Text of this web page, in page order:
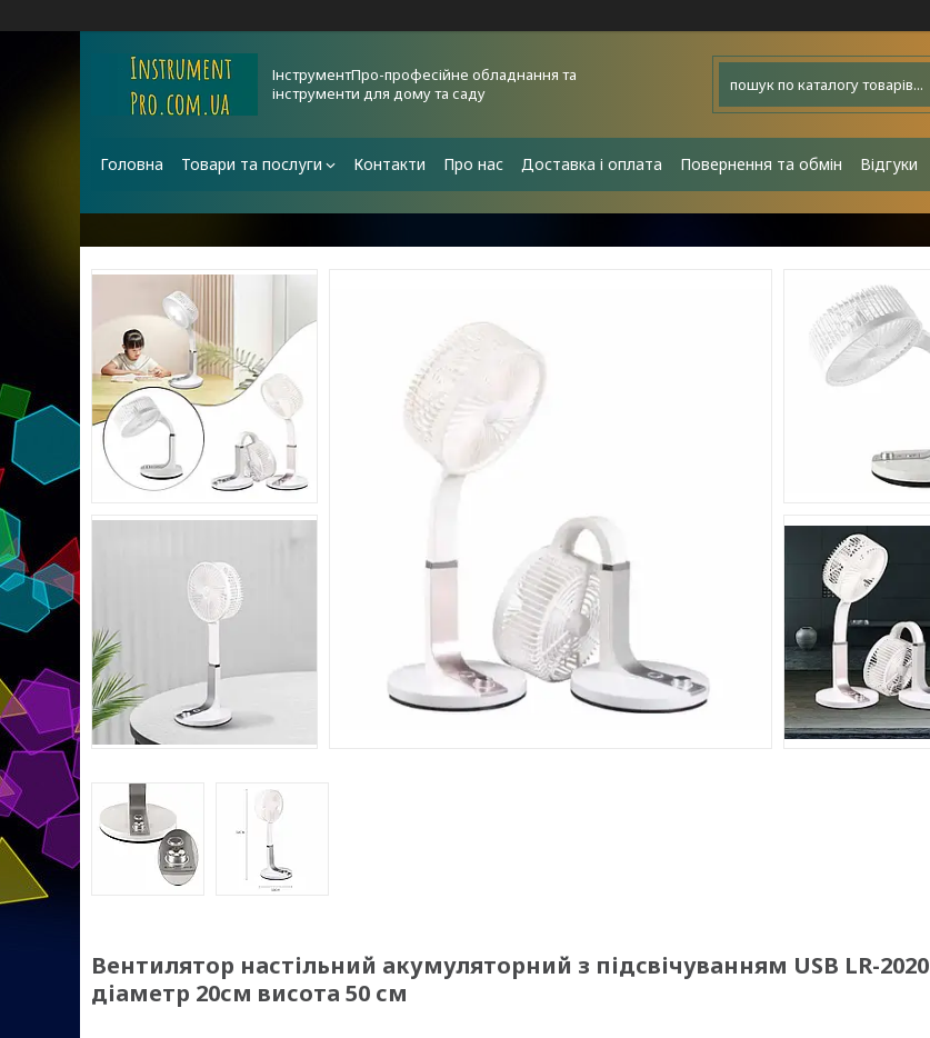
ІнструментПро-професійне обладнання та
інструменти для дому та саду
Головна Товари та послуги Контакти Про нас Доставка і оплата Повернення та обмін Відгуки
Вентилятор настільний акумуляторний з підсвічуванням USB LR-2020
діаметр 20см висота 50 см